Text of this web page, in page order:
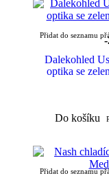
Přidat do seznamu
Dalekohled
optika se
Do košíku
Přidat do seznamu